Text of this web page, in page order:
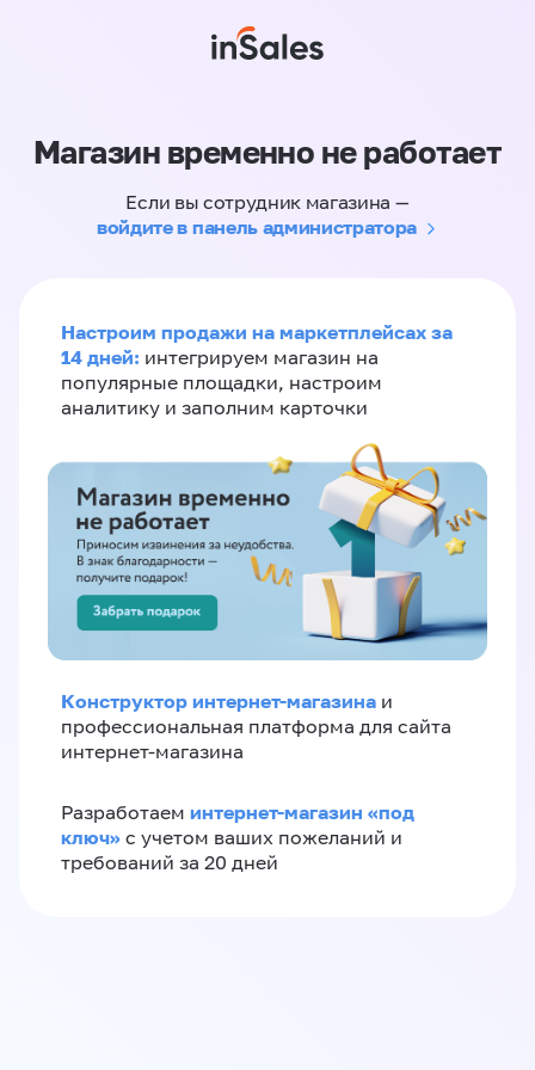
Магазин временно не работает
Если вы сотрудник магазина —
войдите в панель администратора
Настроим продажи на маркетплейсах за
14 дней: интегрируем магазин на
популярные площадки, настроим
аналитику и заполним карточки
Конструктор интернет-магазина и
профессиональная платформа для сайта
интернет-магазина
Разработаем интернет-магазин «‎под
ключ»‎ с учетом ваших пожеланий и
требований за 20 дней